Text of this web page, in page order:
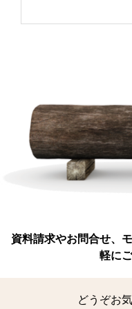
資料請求やお問合せ、
軽に
どうぞお